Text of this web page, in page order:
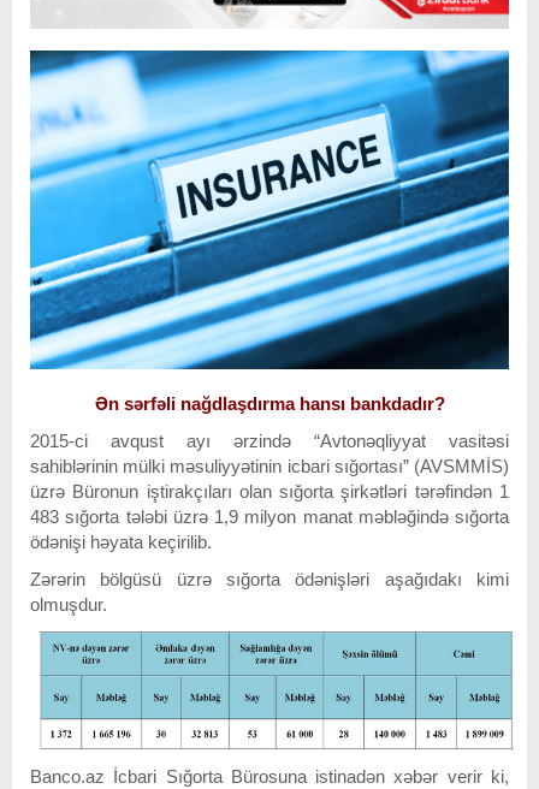
Ən sərfəli nağdlaşdırma hansı bankdadır?
2015-ci avqust ayı ərzində “Avtonəqliyyat vasitəsi
sahiblərinin mülki məsuliyyətinin icbari sığortası” (AVSMMİS)
üzrə Büronun iştirakçıları olan sığorta şirkətləri tərəfindən 1
483 sığorta tələbi üzrə 1,9 milyon manat məbləğində sığorta
ödənişi həyata keçirilib.
Zərərin bölgüsü üzrə sığorta ödənişləri aşağıdakı kimi
olmuşdur.
Banco.az İcbari Sığorta Bürosuna istinadən xəbər verir ki,